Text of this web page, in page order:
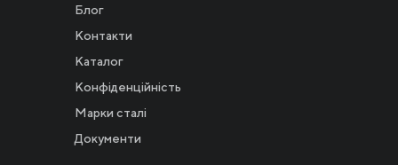
Блог
Контакти
Каталог
Конфіденційність
Марки сталі
Документи
Новости
Инвесторам